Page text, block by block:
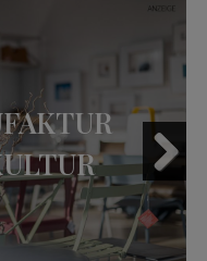
Next